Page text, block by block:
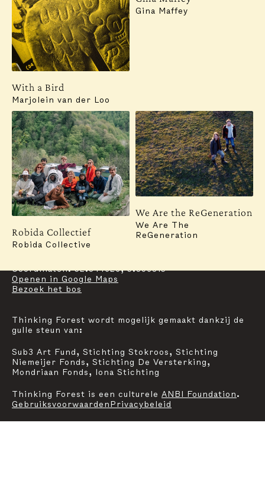
With a Bird
Marjolein van der Loo
Gina Maffey
Robida Collectief
Robida Collective
We Are the ReGeneration
We Are The
ReGeneration
Abonneer u op onze nieuwsbrief voor updates,
evenementen, inzichten en meer:
ABONNIEREN
ContactInstagram
Het werk “Op een traject door een doolhof van
trajecten” is het hele jaar door te bezichtigen. Het
is 30 minuten lopen vanaf de ingang aan de
Soerelseweg 11a.
Coördinaten: 52.344626, 5.896815
Openen in Google Maps
Bezoek het bos
Thinking Forest wordt mogelijk gemaakt dankzij de
gulle steun van:
Sub3 Art Fund, Stichting Stokroos, Stichting
Niemeijer Fonds, Stichting De Versterking,
Mondriaan Fonds, Iona Stichting
Thinking Forest is een culturele ANBI Foundation.
GebruiksvoorwaardenPrivacybeleid